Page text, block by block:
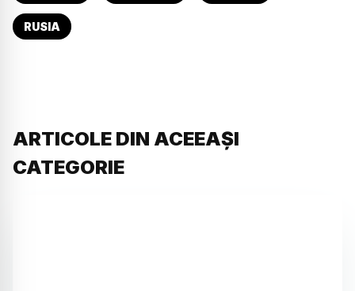
RUSIA
ARTICOLE DIN ACEEAȘI
CATEGORIE